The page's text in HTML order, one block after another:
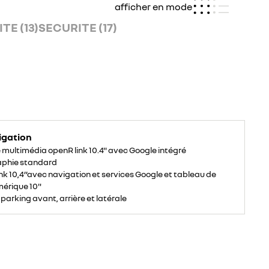
afficher en mode
(13)SECURITE (17)
openR link 10.4" avec Google intégré
standard
10,4’’avec navigation et services Google et tableau de
10"
avant, arrière et latérale